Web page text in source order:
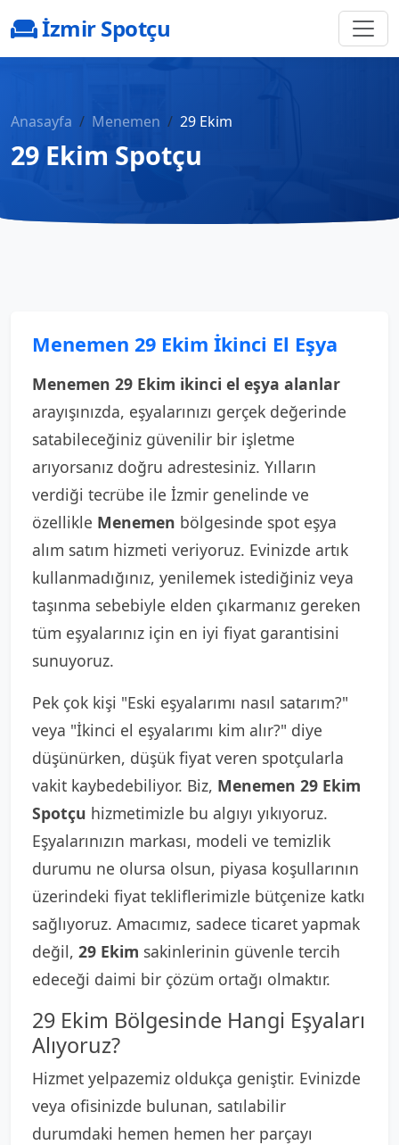
İzmir Spotçu
Anasayfa Menemen 29 Ekim
29 Ekim Spotçu
Menemen 29 Ekim İkinci El Eşya
Menemen 29 Ekim ikinci el eşya alanlar
arayışınızda, eşyalarınızı gerçek değerinde
satabileceğiniz güvenilir bir işletme
arıyorsanız doğru adrestesiniz. Yılların
verdiği tecrübe ile İzmir genelinde ve
özellikle Menemen bölgesinde spot eşya
alım satım hizmeti veriyoruz. Evinizde artık
kullanmadığınız, yenilemek istediğiniz veya
taşınma sebebiyle elden çıkarmanız gereken
tüm eşyalarınız için en iyi fiyat garantisini
sunuyoruz.
Pek çok kişi "Eski eşyalarımı nasıl satarım?"
veya "İkinci el eşyalarımı kim alır?" diye
düşünürken, düşük fiyat veren spotçularla
vakit kaybedebiliyor. Biz, Menemen 29 Ekim
Spotçu hizmetimizle bu algıyı yıkıyoruz.
Eşyalarınızın markası, modeli ve temizlik
durumu ne olursa olsun, piyasa koşullarının
üzerindeki fiyat tekliflerimizle bütçenize katkı
sağlıyoruz. Amacımız, sadece ticaret yapmak
değil, 29 Ekim sakinlerinin güvenle tercih
edeceği daimi bir çözüm ortağı olmaktır.
29 Ekim Bölgesinde Hangi Eşyaları
Alıyoruz?
Hizmet yelpazemiz oldukça geniştir. Evinizde
veya ofisinizde bulunan, satılabilir
durumdaki hemen hemen her parçayı